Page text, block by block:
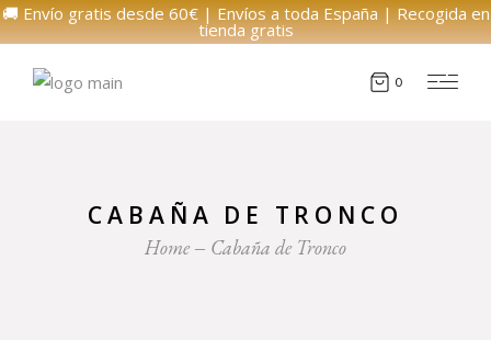
🚚 Envío gratis desde 60€ | Envíos a toda España | Recogida en
tienda gratis
0
CABAÑA DE TRONCO
Home Cabaña de Tronco